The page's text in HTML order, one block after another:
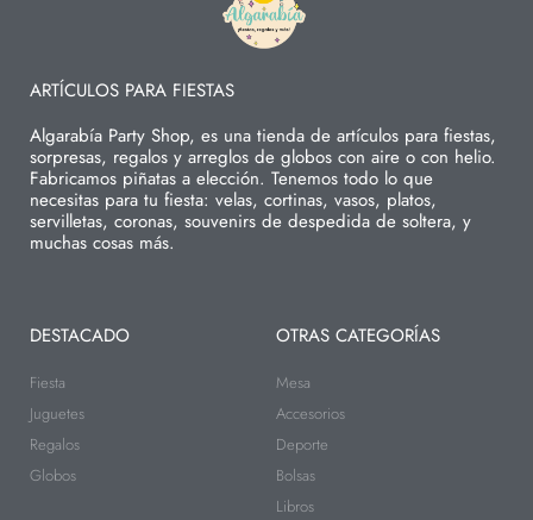
ARTÍCULOS PARA FIESTAS
Algarabía Party Shop, es una tienda de artículos para fiestas,
sorpresas, regalos y arreglos de globos con aire o con helio.
Fabricamos piñatas a elección. Tenemos todo lo que
necesitas para tu fiesta: velas, cortinas, vasos, platos,
servilletas, coronas, souvenirs de despedida de soltera, y
muchas cosas más.
DESTACADO
Fiesta
Juguetes
Regalos
Globos
OTRAS CATEGORÍAS
Mesa
Accesorios
Deporte
Bolsas
Libros